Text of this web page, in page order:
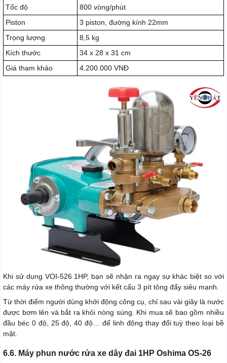
Tốc độ
800 vòng/phút
Piston
3 piston, đường kính 22mm
Trọng lượng
8,5 kg
Kích thước
34 x 28 x 31 cm
Giá tham khảo
4.200.000 VNĐ
Khi sử dụng VOI-526 1HP, bạn sẽ nhận ra ngay sự khác biệt so với
các máy rửa xe thông thường với kết cấu 3 pít tông đẩy siêu mạnh.
Từ thời điểm người dùng khởi động công cụ, chỉ sau vài giây là nước
được bơm lên và bắt ra khỏi nòng súng. Khi mua sẽ bao gồm nhiều
đầu béc 0 độ, 25 độ, 40 độ… để linh động thay đổi tuỳ theo loại bề
mặt.
6.6. Máy phun nước rửa xe dây đai 1HP Oshima OS-26